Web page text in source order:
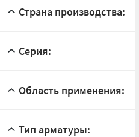
Страна производства:
Серия:
Область применения:
Тип арматуры: